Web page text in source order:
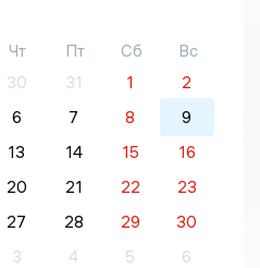
Чт Пт Сб
Вс
30 31 1
2
6 7 8
9
13 14 15
16
20 21 22
23
27 28 29
30
3 4 5 6